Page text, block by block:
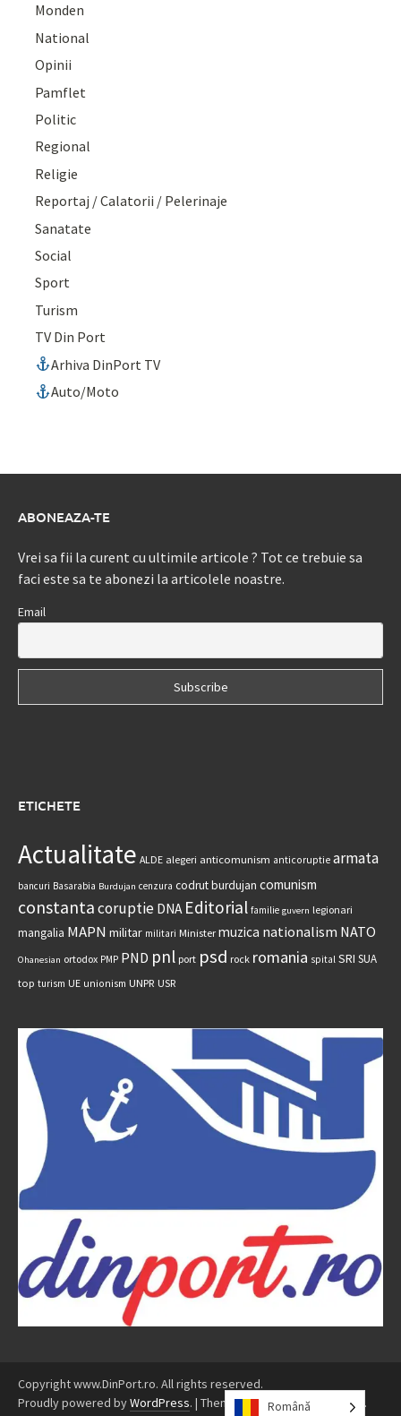
Monden
National
Opinii
Pamflet
Politic
Regional
Religie
Reportaj / Calatorii / Pelerinaje
Sanatate
Social
Sport
Turism
TV Din Port
Arhiva DinPort TV
Auto/Moto
ABONEAZA-TE
Vrei sa fii la curent cu ultimile articole ? Tot ce trebuie sa
faci este sa te abonezi la articolele noastre.
Email
ETICHETE
Actualitate ALDE alegeri anticomunism anticoruptie armata
bancuri Basarabia Burdujan cenzura codrut burdujan comunism
constantacoruptie DNA Editorial familie guvern legionari
mangalia MAPN militar militari Minister muzica nationalism NATO
Ohanesian ortodox PMP PND pnl port psd rock romania spital SRI SUA
top turism UE unionism UNPR USR
Copyright www.DinPort.ro. All rights reserved.
Proudly powered byWordPress. | Theme: Awaken byThemezHut .
Română